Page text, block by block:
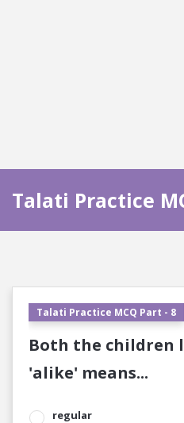
Talati Practice
Talati Practice MCQ Part - 8
Both the children
'alike' means...
regular